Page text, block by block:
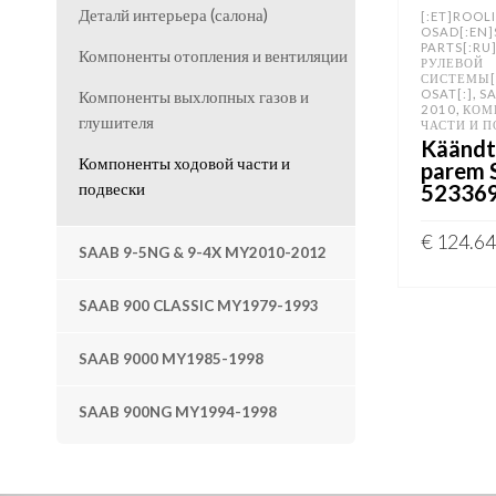
Деталй интерьера (салона)
Компоненты отопления и вентиляции
Компоненты выхлопных газов и
глушителя
Компоненты ходовой части и
подвески
SAAB 9-5NG & 9-4X MY2010-2012
SAAB 900 CLASSIC MY1979-1993
SAAB 9000 MY1985-1998
SAAB 900NG MY1994-1998
РУЛЕВОЙ
OSAT[:]
2010 ,
ЧАСТИ И
parem
€124.64